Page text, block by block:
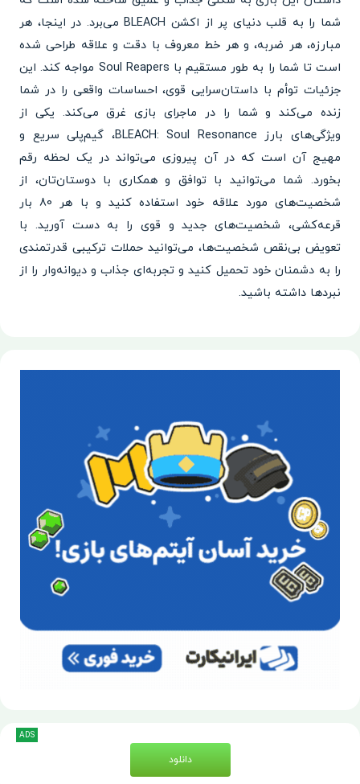
شما را به قلب دنیای پر از اکشن BLEACH می‌برد. در اینجا، هر
مبارزه، هر ضربه، و هر خط معروف با دقت و علاقه طراحی شده
است تا شما را به طور مستقیم با Soul Reapers مواجه کند. این
جزئیات توأم با داستان‌سرایی قوی، احساسات واقعی را در شما
زنده می‌کند و شما را در ماجرای بازی غرق می‌کند. یکی از
ویژگی‌های بارز BLEACH: Soul Resonance، گیم‌پلی سریع و
مهیج آن است که در آن پیروزی می‌تواند در یک لحظه رقم
بخورد. شما می‌توانید با توافق و همکاری با دوستان‌تان، از
شخصیت‌های مورد علاقه خود استفاده کنید و با هر 80 بار
قرعه‌کشی، شخصیت‌های جدید و قوی را به دست آورید. با
تعویض بی‌نقص شخصیت‌ها، می‌توانید حملات ترکیبی قدرتمندی
را به دشمنان خود تحمیل کنید و تجربه‌ای جذاب و دیوانه‌وار را از
نبردها داشته باشید.
دانلود
ADS